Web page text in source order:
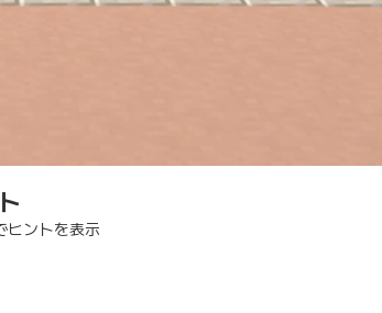
ヒントを表示